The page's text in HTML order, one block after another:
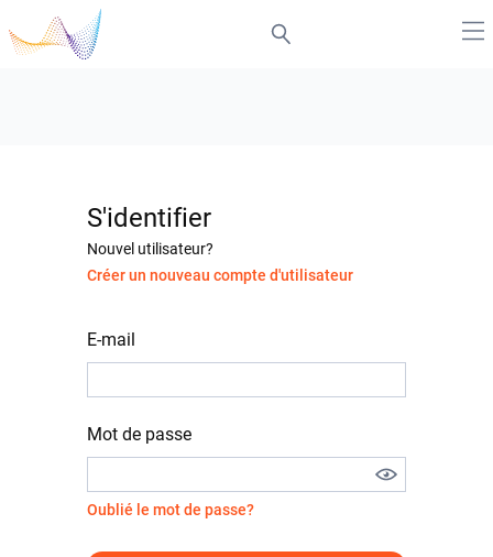
S'identifier
Nouvel utilisateur?
Créer un nouveau compte d'utilisateur
E-mail
Mot de passe
Oublié le mot de passe?